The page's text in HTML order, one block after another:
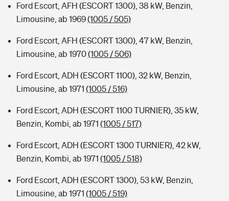
Ford Escort, AFH (ESCORT 1300), 38 kW, Benzin,
Limousine, ab 1969(1005 / 505)
Ford Escort, AFH (ESCORT 1300), 47 kW, Benzin,
Limousine, ab 1970(1005 / 506)
Ford Escort, ADH (ESCORT 1100), 32 kW, Benzin,
Limousine, ab 1971 (1005 / 516)
Ford Escort, ADH (ESCORT 1100 TURNIER), 35 kW,
Benzin, Kombi, ab 1971 (1005 / 517)
Ford Escort, ADH (ESCORT 1300 TURNIER), 42 kW,
Benzin, Kombi, ab 1971 (1005 / 518)
Ford Escort, ADH (ESCORT 1300), 53 kW, Benzin,
Limousine, ab 1971 (1005 / 519)